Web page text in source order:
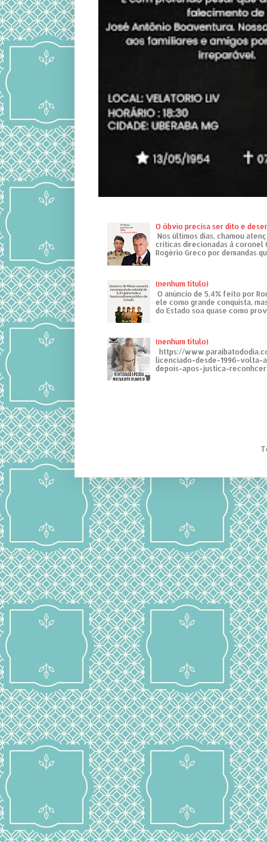
O óbvio precisa ser dito e
Nos últimos dias, chamou
críticas direcionadas à coronel
Rogério Greco por demandas
(nenhum título)
O anúncio de 5,4% feito por
ele como grande conquista,
do Estado soa quase como
(nenhum título)
https://
licenciado-desde-1996-volta-
depois-apos-justica-